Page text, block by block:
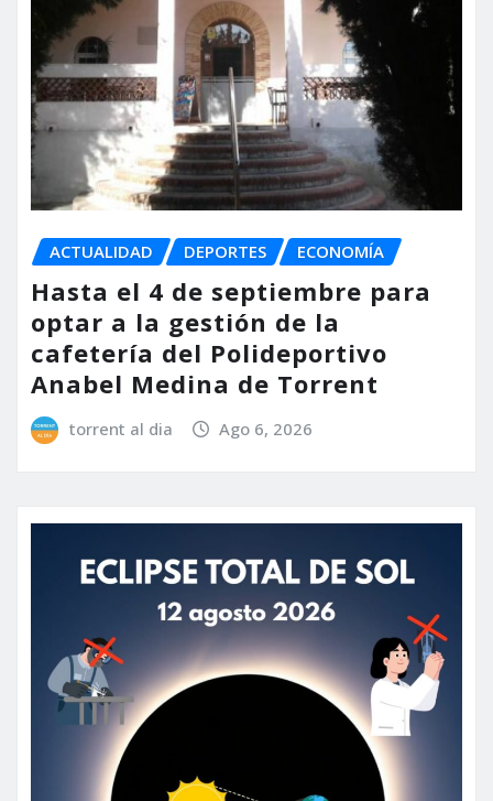
ACTUALIDAD DEPORTES ECONOMÍA
Hasta el 4 de septiembre para
optar a la gestión de la
cafetería del Polideportivo
Anabel Medina de Torrent
torrent al dia Ago 6, 2026